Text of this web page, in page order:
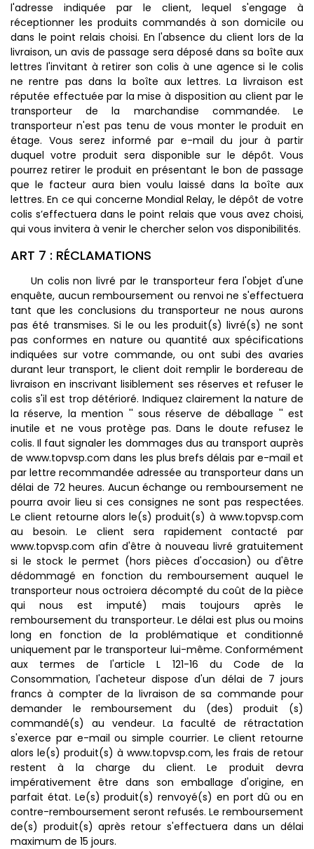
l'adresse indiquée par le client, lequel s'engage à
réceptionner les produits commandés à son domicile ou
dans le point relais choisi. En l'absence du client lors de la
livraison, un avis de passage sera déposé dans sa boîte aux
lettres l'invitant à retirer son colis à une agence si le colis
ne rentre pas dans la boîte aux lettres. La livraison est
réputée effectuée par la mise à disposition au client par le
transporteur de la marchandise commandée. Le
transporteur n'est pas tenu de vous monter le produit en
étage. Vous serez informé par e-mail du jour à partir
duquel votre produit sera disponible sur le dépôt. Vous
pourrez retirer le produit en présentant le bon de passage
que le facteur aura bien voulu laissé dans la boîte aux
lettres. En ce qui concerne Mondial Relay, le dépôt de votre
colis s’effectuera dans le point relais que vous avez choisi,
qui vous invitera à venir le chercher selon vos disponibilités.
ART 7 : RÉCLAMATIONS
Un colis non livré par le transporteur fera l'objet d'une
enquête, aucun remboursement ou renvoi ne s'effectuera
tant que les conclusions du transporteur ne nous aurons
pas été transmises. Si le ou les produit(s) livré(s) ne sont
pas conformes en nature ou quantité aux spécifications
indiquées sur votre commande, ou ont subi des avaries
durant leur transport, le client doit remplir le bordereau de
livraison en inscrivant lisiblement ses réserves et refuser le
colis s'il est trop détérioré. Indiquez clairement la nature de
la réserve, la mention '' sous réserve de déballage '' est
inutile et ne vous protège pas. Dans le doute refusez le
colis. Il faut signaler les dommages dus au transport auprès
de www.topvsp.com dans les plus brefs délais par e-mail et
par lettre recommandée adressée au transporteur dans un
délai de 72 heures. Aucun échange ou remboursement ne
pourra avoir lieu si ces consignes ne sont pas respectées.
Le client retourne alors le(s) produit(s) à www.topvsp.com
au besoin. Le client sera rapidement contacté par
www.topvsp.com afin d'être à nouveau livré gratuitement
si le stock le permet (hors pièces d'occasion) ou d'être
dédommagé en fonction du remboursement auquel le
transporteur nous octroiera décompté du coût de la pièce
qui nous est imputé) mais toujours après le
remboursement du transporteur. Le délai est plus ou moins
long en fonction de la problématique et conditionné
uniquement par le transporteur lui-même. Conformément
aux termes de l'article L 121-16 du Code de la
Consommation, l'acheteur dispose d'un délai de 7 jours
francs à compter de la livraison de sa commande pour
demander le remboursement du (des) produit (s)
commandé(s) au vendeur. La faculté de rétractation
s'exerce par e-mail ou simple courrier. Le client retourne
alors le(s) produit(s) à www.topvsp.com, les frais de retour
restent à la charge du client. Le produit devra
impérativement être dans son emballage d'origine, en
parfait état. Le(s) produit(s) renvoyé(s) en port dû ou en
contre-remboursement seront refusés. Le remboursement
de(s) produit(s) après retour s'effectuera dans un délai
maximum de 15 jours.